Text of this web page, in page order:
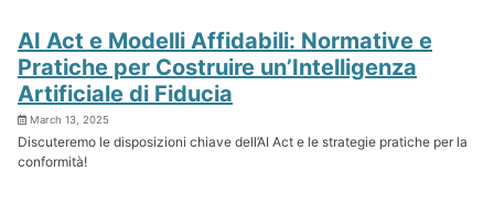
AI Act e Modelli Affidabili: Normative e
Pratiche per Costruire un’Intelligenza
Artificiale di Fiducia
March 13, 2025
Discuteremo le disposizioni chiave dell’AI Act e le strategie pratiche per la
conformità!